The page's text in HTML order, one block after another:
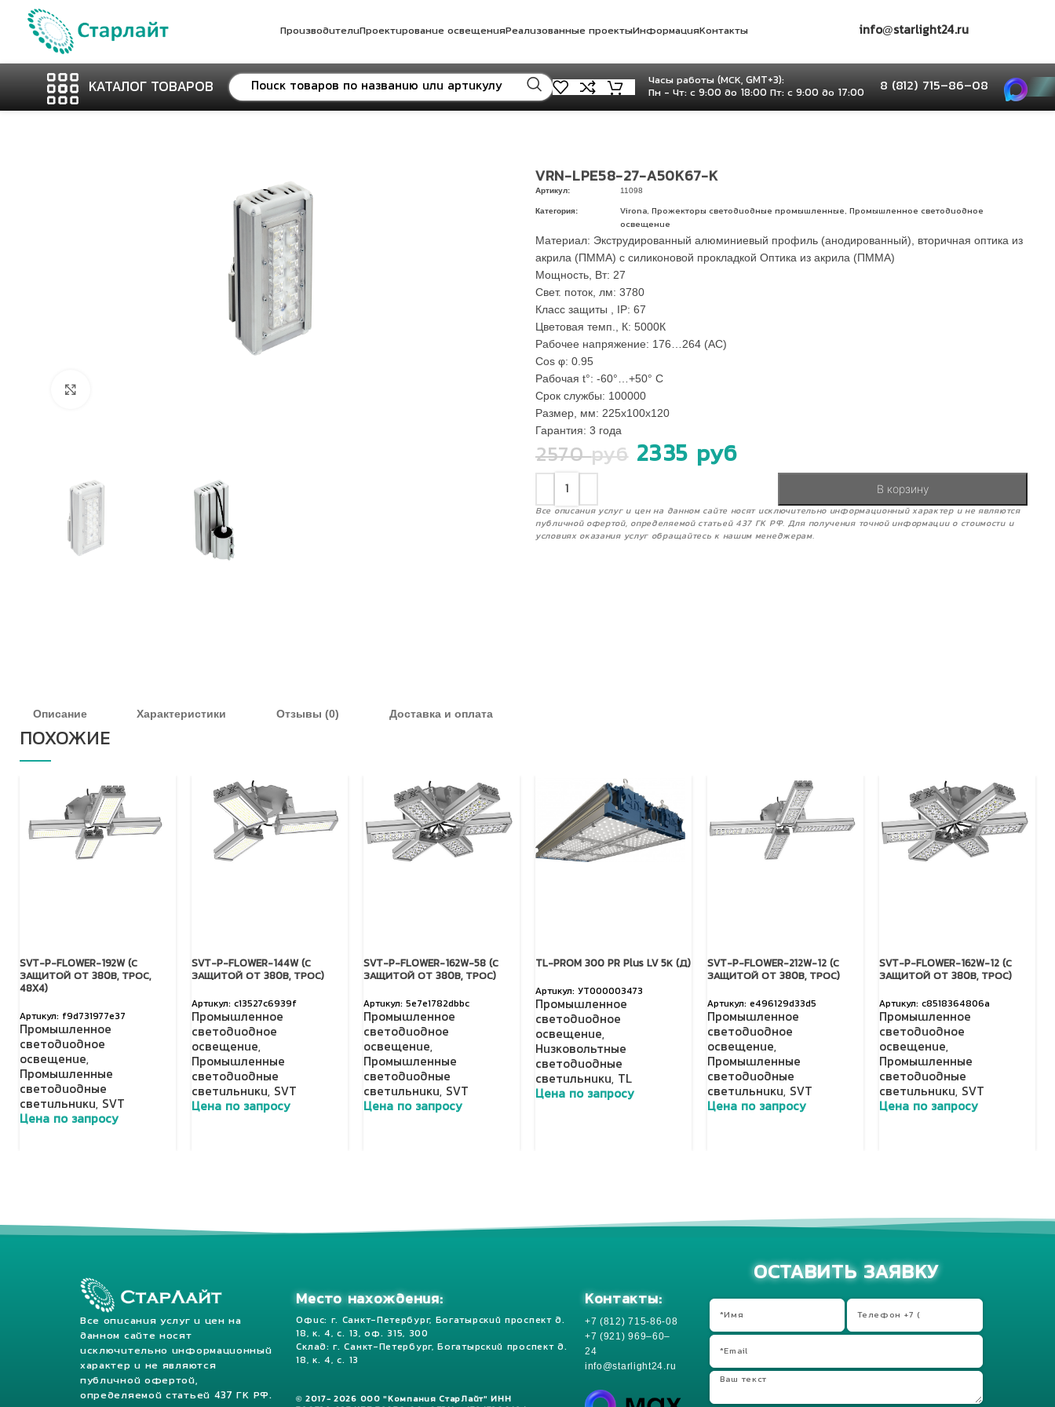
ПроизводителиПроектирование освещенияРеализованные проектыИнформацияКонтакты info@starlight24.ru
КАТАЛОГ ТОВАРОВ
Часы работы (МСК, GMT+3):
Пн - Чт: с 9:00 до 18:00 Пт: с 9:00 до 17:00
8 (812) 715–86–08
VRN-LPE58-27-A50K67-K
Артикул: 11098
Категория: Virona Прожекторы светодиодные промышленные
Промышленное светодиодное
освещение
Материал: Экструдированный алюминиевый профиль (анодированный), вторичная оптика из
акрила (ПММА) с силиконовой прокладкой Оптика из акрила (ПММА)
Мощность, Вт: 27
Свет. поток, лм: 3780
Класс защиты , IP: 67
Цветовая темп., К: 5000К
Рабочее напряжение: 176…264 (AС)
Сos φ: 0.95
Рабочая t°: -60°…+50° С
Срок службы: 100000
Размер, мм: 225х100х120
Гарантия: 3 года
2570руб 2335 руб
В корзину
Все описания услуг и цен на данном сайте носят исключительно информационный характер и не являются
публичной офертой, определяемой статьей 437 ГК РФ. Для получения точной информации о стоимости и
условиях оказания услуг обращайтесь к нашим менеджерам.
Описание Характеристики Отзывы (0) Доставка и оплата
ПОХОЖИЕ
SVT-P-FLOWER-192W (С
ЗАЩИТОЙ ОТ 380В, ТРОС,
48X4)
f9d731977e37
Промышленное
светодиодное
освещение,
Промышленные
светодиодные
светильники, SVT
Цена по запросу
SVT-P-FLOWER-144W (С
ЗАЩИТОЙ ОТ 380В, ТРОС)
c13527c6939f
Промышленное
светодиодное
освещение,
Промышленные
светодиодные
светильники, SVT
Цена по запросу
SVT-P-FLOWER-162W-58 (С
ЗАЩИТОЙ ОТ 380В, ТРОС)
5e7e1782dbbc
Промышленное
светодиодное
освещение,
Промышленные
светодиодные
светильники, SVT
Цена по запросу
TL-PROM 300 PR Plus LV 5К (Д)
УТ000003473
Промышленное
светодиодное
освещение,
Низковольтные
светодиодные
светильники, TL
Цена по запросу
SVT-P-FLOWER-212W-12 (С
ЗАЩИТОЙ ОТ 380В, ТРОС)
e496129d33d5
Промышленное
светодиодное
освещение,
Промышленные
светодиодные
светильники, SVT
Цена по запросу
SVT-P-FLOWER-162W-12 (С
ЗАЩИТОЙ ОТ 380В, ТРОС)
c8518364806a
Промышленное
светодиодное
освещение,
Промышленные
светодиодные
светильники, SVT
Цена по запросу
Все описания услуг и цен на
данном сайте носят
исключительно информационный
характер и не являются
публичной офертой,
определяемой статьей 437 ГК РФ.
Место нахождения:
Офис: г. Санкт-Петербург, Богатырский проспект д.
18, к. 4, с. 13, оф. 315, 300
Склад: г. Санкт-Петербург, Богатырский проспект д.
18, к. 4, с. 13
© 2017- 2026 ООО "Компания СтарЛайт" ИНН
Контакты:
+7 (812) 715-86-08
+7 (921) 969–60–
24
info@starlight24.ru
ОСТАВИТЬ ЗАЯВКУ